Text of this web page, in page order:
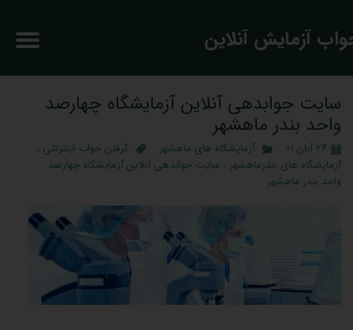
آزمایش آنلاین
سایت جوابدهی آنلاین آزمایشگاه چهارصد
واحد بندر ماهشهر
۲۴ آبان ۰۱ آزمایشگاه های ماهشهر گرفتن جواب اینترنتی ،
آزمایشگاه های بندرماهشهر ، سایت جوابدهی آنلاین آزمایشگاه چهارصد
واحد بندر ماهشهر